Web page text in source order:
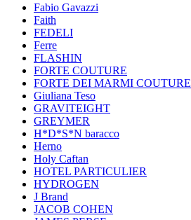
Fabio Gavazzi
Faith
FEDELI
Ferre
FLASHIN
FORTE COUTURE
FORTE DEI MARMI COUTURE
Giuliana Teso
GRAVITEIGHT
GREYMER
H*D*S*N baracco
Herno
Holy Caftan
HOTEL PARTICULIER
HYDROGEN
J Brand
JACOB COHEN